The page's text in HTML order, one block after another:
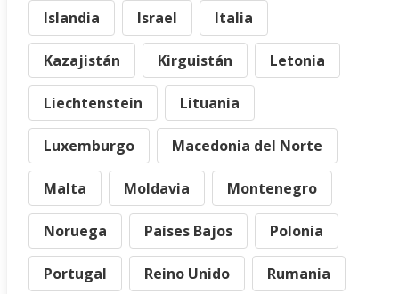
Islandia Israel Italia
Kazajistán Kirguistán Letonia
Liechtenstein Lituania
Luxemburgo Macedonia del Norte
Malta Moldavia Montenegro
Noruega Países Bajos Polonia
Portugal Reino Unido Rumania